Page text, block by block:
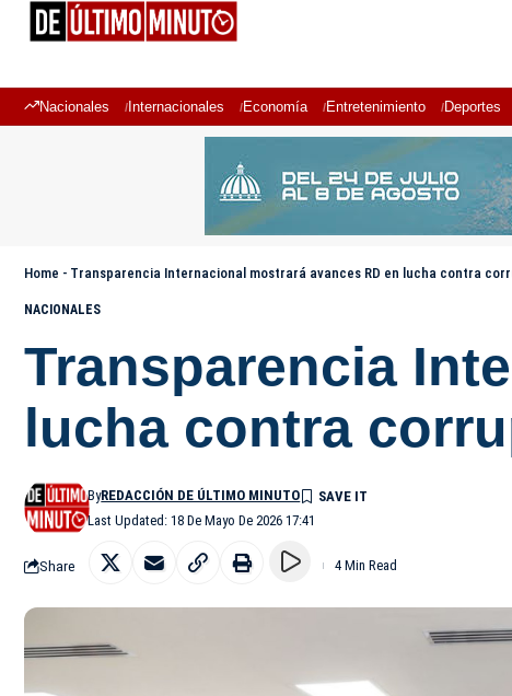
Nacionales Internacionales Economía Entretenimiento Deportes
Home - Transparencia Internacional mostrará avances RD en lucha contra
NACIONALES
Transparencia
lucha contra
Last Updated: 18 De Mayo De 2026 17:41
ByREDACCIÓN DE ÚLTIMO MINUTO
Share 4 Min Read